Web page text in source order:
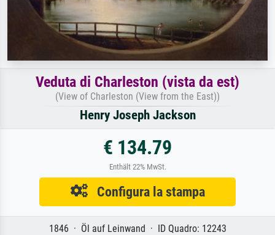
Veduta di Charleston (vista da est)
(View of Charleston (View from the East))
Henry Joseph Jackson
€ 134.79
Enthält 22% MwSt.
Configura la stampa
1846 · Öl auf Leinwand · ID Quadro: 12243